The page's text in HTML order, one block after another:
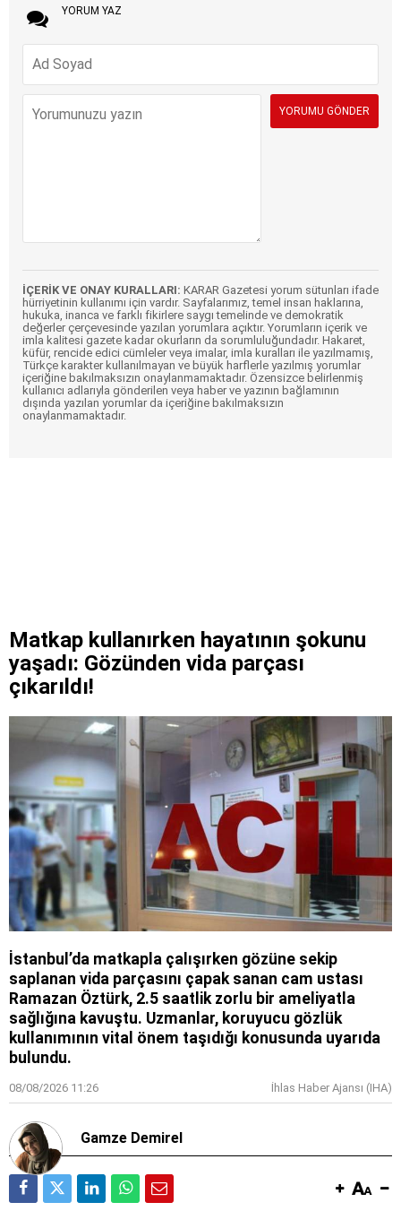
YORUM YAZ
İÇERİK VE ONAY KURALLARI: KARAR Gazetesi yorum sütunları ifade
hürriyetinin kullanımı için vardır. Sayfalarımız, temel insan haklarına,
hukuka, inanca ve farklı fikirlere saygı temelinde ve demokratik
değerler çerçevesinde yazılan yorumlara açıktır. Yorumların içerik ve
imla kalitesi gazete kadar okurların da sorumluluğundadır. Hakaret,
küfür, rencide edici cümleler veya imalar, imla kuralları ile yazılmamış,
Türkçe karakter kullanılmayan ve büyük harflerle yazılmış yorumlar
içeriğine bakılmaksızın onaylanmamaktadır. Özensizce belirlenmiş
kullanıcı adlarıyla gönderilen veya haber ve yazının bağlamının
dışında yazılan yorumlar da içeriğine bakılmaksızın
onaylanmamaktadır.
Matkap kullanırken hayatının şokunu
yaşadı: Gözünden vida parçası
çıkarıldı!
İstanbul’da matkapla çalışırken gözüne sekip
saplanan vida parçasını çapak sanan cam ustası
Ramazan Öztürk, 2.5 saatlik zorlu bir ameliyatla
sağlığına kavuştu. Uzmanlar, koruyucu gözlük
kullanımının vital önem taşıdığı konusunda uyarıda
bulundu.
08/08/2026 11:26 İhlas Haber Ajansı (IHA)
Gamze Demirel